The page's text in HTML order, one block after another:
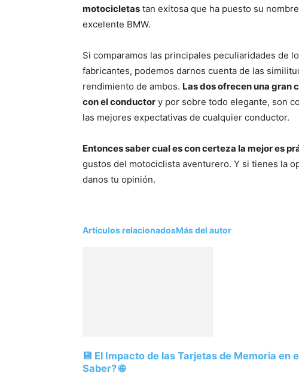
motocicletas tan exitosa que ha puesto su
excelente BMW.
Si comparamos las principales peculiaridades de
fabricantes, podemos darnos cuenta de las
rendimiento de ambos. Las dos ofrecen una gran
con el conductor y por sobre todo elegante, son
las mejores expectativas de cualquier conductor.
Entonces saber cual es con certeza la mejor es
gustos del motociclista aventurero. Y si tienes la
danos tu opinión.
Artículos relacionadosMás del autor
💾 El Impacto de las Tarjetas de Memoria en
Saber? 🌐